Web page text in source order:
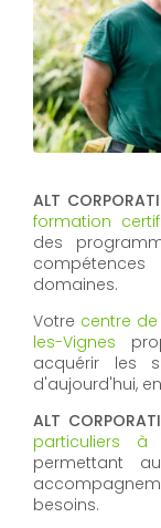
ALT
formation
des
domaines.
Votre centre
les-Vignes
acquérir les
d'aujourd'hui,
ALT
particuliers à
permettant
besoins.